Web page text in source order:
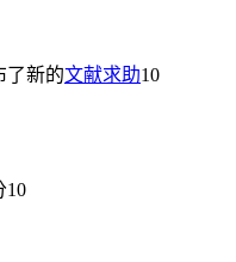
了新的文献求助10
10